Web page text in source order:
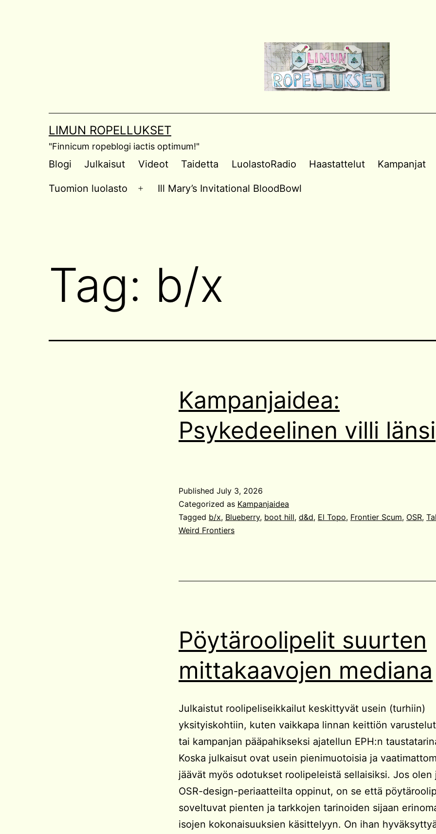
LIMUN ROPELLUKSET
"Finnicum ropeblogi iactis optimum!"
Blogi Julkaisut Videot Taidetta LuolastoRadio Haastattelut Kampanjat
Tuomion luolasto
Open
Ill Mary’s Invitational BloodBowl
Tag: b/x
Kampanjaidea:
Psykedeelinen villi länsi
Published July 3, 2026
Categorized as Kampanjaidea
Tagged b/x, Blueberry, boot hill, d&d, El Topo, Frontier Scum, OSR,
Weird Frontiers
Pöytäroolipelit suurten
mittakaavojen mediana
Julkaistut roolipeliseikkailut keskittyvät usein (turhiin)
yksityiskohtiin, kuten vaikkapa linnan keittiön
tai kampanjan pääpahikseksi ajatellun EPH:n
Koska julkaisut ovat usein pienimuotoisia ja
jäävät myös odotukset roolipeleistä sellaisiksi. Jos olen
OSR-design-periaatteilta oppinut, on se että
soveltuvat pienten ja tarkkojen tarinoiden sijaan
isojen kokonaisuuksien käsittelyyn. On ihan